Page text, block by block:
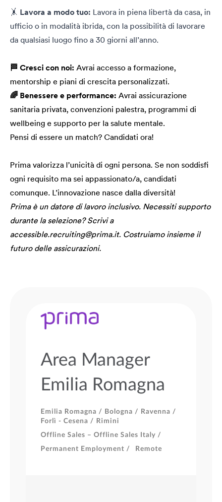
🤸 Lavora a modo tuo: Lavora in piena libertà da casa, in
ufficio o in modalità ibrida, con la possibilità di lavorare
da qualsiasi luogo fino a 30 giorni all’anno.
🏁 Cresci con noi: Avrai accesso a formazione,
mentorship e piani di crescita personalizzati.
🌈 Benessere e performance: Avrai assicurazione
sanitaria privata, convenzioni palestra, programmi di
wellbeing e supporto per la salute mentale.
Pensi di essere un match? Candidati ora!
Prima valorizza l’unicità di ogni persona. Se non soddisfi
ogni requisito ma sei appassionato/a, candidati
comunque. L’innovazione nasce dalla diversità!
Prima è un datore di lavoro inclusivo. Necessiti supporto
durante la selezione? Scrivi a
accessible.recruiting@prima.it. Costruiamo insieme il
futuro delle assicurazioni.